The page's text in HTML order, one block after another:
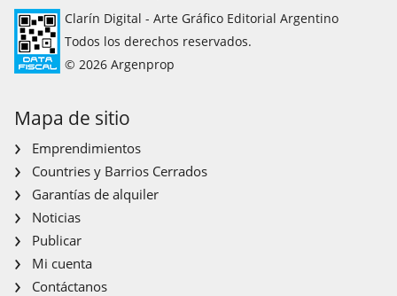
Clarín Digital - Arte Gráfico Editorial Argentino
Todos los derechos reservados.
© 2026 Argenprop
Mapa de sitio
Emprendimientos
Countries y Barrios Cerrados
Garantías de alquiler
Noticias
Publicar
Mi cuenta
Contáctanos